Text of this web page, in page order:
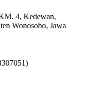
4, Kedewan,
Wonosobo, Jawa